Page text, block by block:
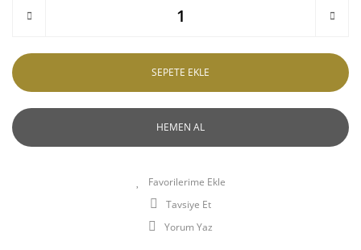
SEPETE EKLE
HEMEN AL
Tavsiye Et
Yorum Yaz